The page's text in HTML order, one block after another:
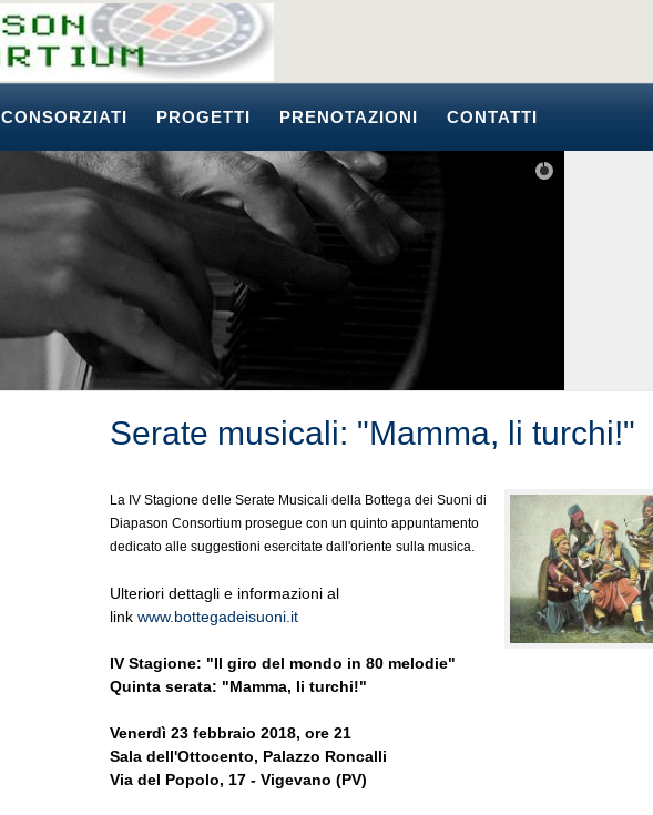
CONSORZIATI PROGETTI PRENOTAZIONI CONTATTI
Serate musicali: "Mamma, li turchi!"
La IV Stagione delle Serate Musicali della Bottega dei Suoni di
Diapason Consortium prosegue con un quinto appuntamento
dedicato alle suggestioni esercitate dall'oriente sulla musica.
Ulteriori dettagli e informazioni al
link www.bottegadeisuoni.it
IV Stagione: "Il giro del mondo in 80 melodie"
Quinta serata: "Mamma, li turchi!"
Venerdì 23 febbraio 2018, ore 21
Sala dell'Ottocento, Palazzo Roncalli
Via del Popolo, 17 - Vigevano (PV)